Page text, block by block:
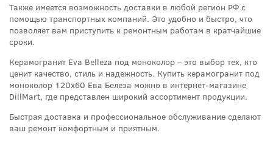
Также имеется возможность доставки в любой регион РФ с
помощью транспортных компаний. Это удобно и быстро, что
позволяет вам приступить к ремонтным работам в кратчайшие
сроки.
Керамогранит Eva Belleza под моноколор – это выбор тех, кто
ценит качество, стиль и надежность. Купить керамогранит под
моноколор 120x60 Ева Белеза можно в интернет-магазине
DillMart, где представлен широкий ассортимент продукции.
Быстрая доставка и профессиональное обслуживание сделают
ваш ремонт комфортным и приятным.